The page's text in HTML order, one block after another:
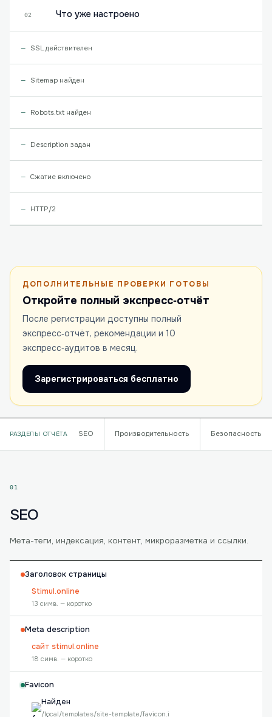
02 Что уже настроено
SSL действителен
Sitemap найден
Robots.txt найден
Description задан
Сжатие включено
HTTP/2
ДОПОЛНИТЕЛЬНЫЕ ПРОВЕРКИ ГОТОВЫ
Откройте полный экспресс‑отчёт
После регистрации доступны полный
экспресс‑отчёт, рекомендации и 10
экспресс‑аудитов в месяц.
Зарегистрироваться бесплатно
РАЗДЕЛЫ ОТЧЁТА SEO Производительность Безопасность
01
SEO
Мета-теги, индексация, контент, микроразметка и ссылки.
Заголовок страницы
Stimul.online
13 симв. — коротко
Meta description
сайт stimul.online
18 симв. — коротко
Favicon
Найден
/local/templates/site-template/favicon.i